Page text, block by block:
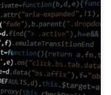
Internet in das
einfach die
kann die
VPN Server